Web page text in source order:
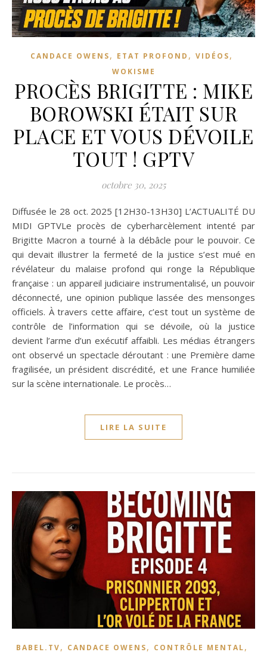
CANDACE OWENS, ETAT PROFOND , VIDÉOS,
WOKISME
PROCÈS BRIGITTE : MIKE
BOROWSKI ÉTAIT SUR
PLACE ET VOUS DÉVOILE
TOUT ! GPTV
octobre 30, 2025
Diffusée le 28 oct. 2025 [12H30-13H30] L’ACTUALITÉ DU
MIDI GPTVLe procès de cyberharcèlement intenté par
Brigitte Macron a tourné à la débâcle pour le pouvoir. Ce
qui devait illustrer la fermeté de la justice s’est mué en
révélateur du malaise profond qui ronge la République
française : un appareil judiciaire instrumentalisé, un pouvoir
déconnecté, une opinion publique lassée des mensonges
officiels. À travers cette affaire, c’est tout un système de
contrôle de l’information qui se dévoile, où la justice
devient l’arme d’un exécutif affaibli. Les médias étrangers
ont observé un spectacle déroutant : une Première dame
fragilisée, un président discrédité, et une France humiliée
sur la scène internationale. Le procès…
LIRE LA SUITE
BABEL.TV, CANDACE OWENS, CONTRÔLE MENTAL,